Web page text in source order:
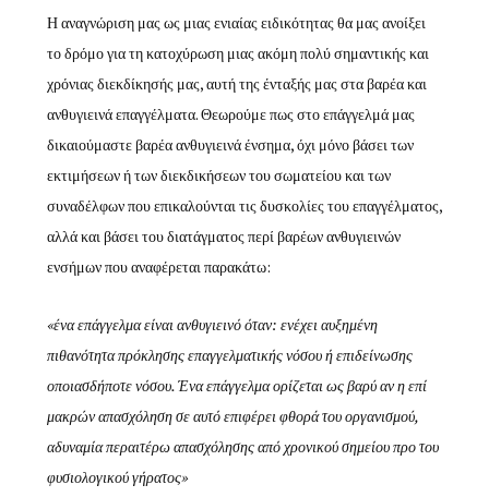
Η αναγνώριση μας ως μιας ενιαίας ειδικότητας θα μας ανοίξει
το δρόμο για τη κατοχύρωση μιας ακόμη πολύ σημαντικής και
χρόνιας διεκδίκησής μας, αυτή της ένταξής μας στα βαρέα και
ανθυγιεινά επαγγέλματα. Θεωρούμε πως στο επάγγελμά μας
δικαιούμαστε βαρέα ανθυγιεινά ένσημα, όχι μόνο βάσει των
εκτιμήσεων ή των διεκδικήσεων του σωματείου και των
συναδέλφων που επικαλούνται τις δυσκολίες του επαγγέλματος,
αλλά και βάσει του διατάγματος περί βαρέων ανθυγιεινών
ενσήμων που αναφέρεται παρακάτω:
«ένα επάγγελμα είναι ανθυγιεινό όταν: ενέχει αυξημένη
πιθανότητα πρόκλησης επαγγελματικής νόσου ή επιδείνωσης
οποιασδήποτε νόσου. Ένα επάγγελμα ορίζεται ως βαρύ αν η επί
μακρών απασχόληση σε αυτό επιφέρει φθορά του οργανισμού,
αδυναμία περαιτέρω απασχόλησης από χρονικού σημείου προ του
φυσιολογικού γήρατος»